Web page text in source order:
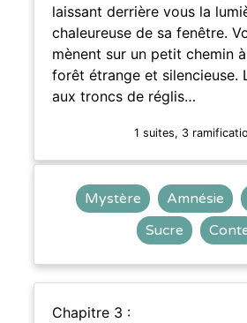
laissant derrière vous la
chaleureuse de sa fenêtre.
mènent sur un petit chemin
forêt étrange et silencieuse.
aux troncs de réglis…
1 suites, 3
Mystère Amnésie
Sucre
Chapitre 3 :